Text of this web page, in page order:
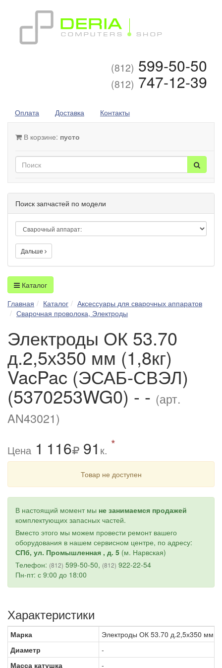
(812) 599-50-50
(812) 747-12-39
Оплата Доставка Контакты
В корзине: пусто
Поиск запчастей по модели
Дальше
Каталог
Главная
Каталог
Аксессуары для сварочных аппаратов
Сварочная проволока, Электроды
Электроды ОК 53.70
д.2,5х350 мм (1,8кг)
VacPac (ЭСАБ-СВЭЛ)
(5370253WG0) - - (арт.
AN43021)
Цена 1 1 16 91 к. *
Товар не доступен
В настоящий момент мы не занимаемся продажей
комплектующих запасных частей.
Вместо этого мы можем провести ремонт вашего
оборудования в нашем сервисном центре, по адресу:
СПб, ул. Промышленная , д. 5 (м. Нарвская)
Телефон: (812) 599-50-50, (812) 922-22-54
Пн-пт: с 9:00 до 18:00
Характеристики
Марка
Электроды ОК 53.70 д.2,5х350 мм
Диаметр
-
Масса катушка
-